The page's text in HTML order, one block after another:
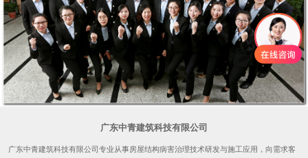
广东中青建筑科技有限公司
广东中青建筑科技有限公司专业从事房屋结构病害治理技术研发与施工应用，向需求客